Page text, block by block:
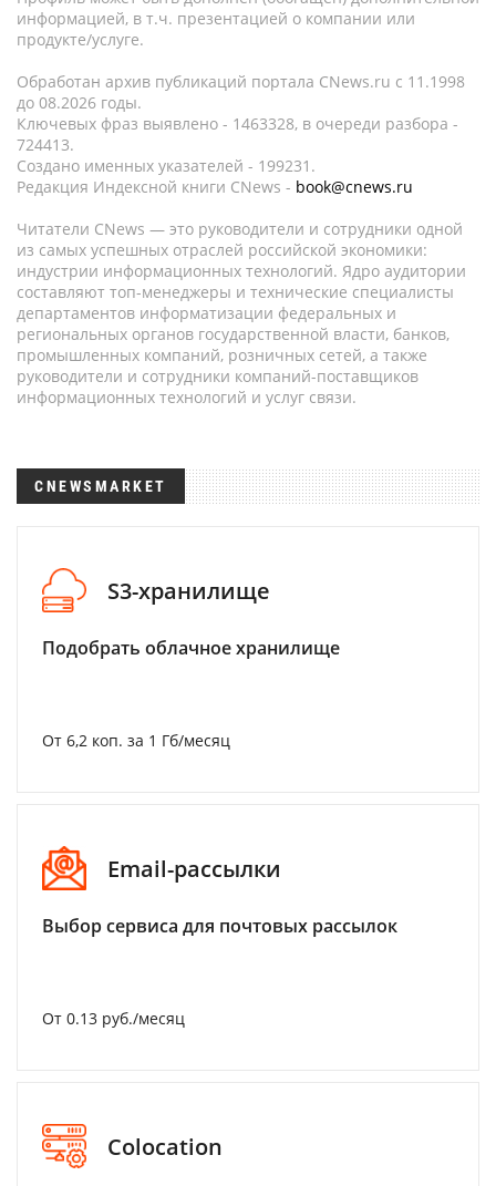
информацией, в т.ч. презентацией о компании или
продукте/услуге.
Обработан архив публикаций портала CNews.ru c 11.1998
до 08.2026 годы.
Ключевых фраз выявлено - 1463328, в очереди разбора -
724413.
Создано именных указателей - 199231.
Редакция Индексной книги CNews - book@cnews.ru
Читатели CNews — это руководители и сотрудники одной
из самых успешных отраслей российской экономики:
индустрии информационных технологий. Ядро аудитории
составляют топ-менеджеры и технические специалисты
департаментов информатизации федеральных и
региональных органов государственной власти, банков,
промышленных компаний, розничных сетей, а также
руководители и сотрудники компаний-поставщиков
информационных технологий и услуг связи.
CNEWSMARKET
S3-хранилище
Подобрать облачное хранилище
От 6,2 коп. за 1 Гб/месяц
Email-рассылки
Выбор сервиса для почтовых рассылок
От 0.13 руб./месяц
Colocation